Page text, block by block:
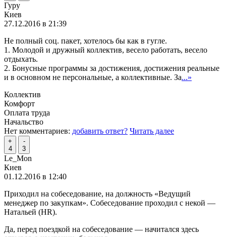
Гуру
Киев
27.12.2016 в 21:39
Не полный соц. пакет, хотелось бы как в гугле.
1. Молодой и дружный коллектив, весело работать, весело
отдыхать.
2. Бонусные программы за достижения, достижения реальные
и в основном не персональные, а коллективные. За...»
Коллектив
Комфорт
Оплата труда
Начальство
Нет комментариев: добавить ответ? Читать далее
+
4
-
3
Le_Mon
Киев
01.12.2016 в 12:40
Приходил на собеседование, на должность «Ведущий
менеджер по закупкам». Собеседование проходил с некой —
Натальей (HR).
Да, перед поездкой на собеседование — начитался здесь